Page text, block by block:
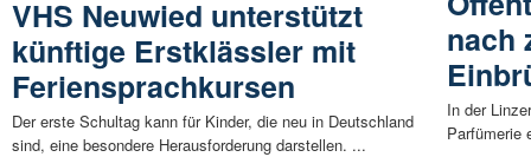
VHS Neuwied unterstützt
künftige Erstklässler mit
Feriensprachkursen
Der erste Schultag kann für Kinder, die neu in Deutschland
sind, eine besondere Herausforderung darstellen. ...
nach
In der
Parfümerie